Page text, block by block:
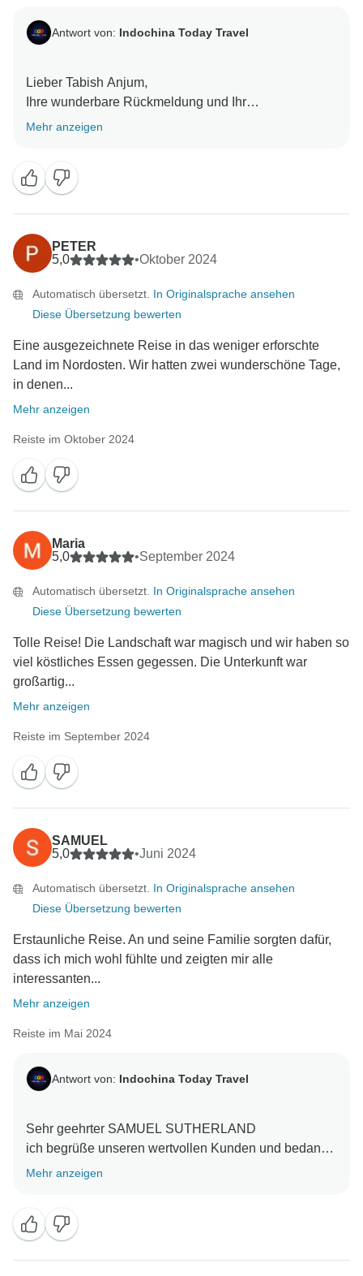
Antwort von: Indochina Today Travel
Lieber Tabish Anjum,
Ihre wunderbare Rückmeldung und Ihr
Erfahrungsaustausch mit unserem Team sind
Wir würden uns freuen, Sie, Ihre Familie und Freunde
in Vietnam wieder begrüßen zu dürfen. Mit
freundlichen Grüßen und passen Sie auf sich auf.
Mehr anzeigen
PETER
5,0
•Oktober 2024
Automatisch übersetzt. In Originalsprache ansehen
Diese Übersetzung bewerten
Eine ausgezeichnete Reise in das weniger erforschte
Land im Nordosten. Wir hatten zwei wunderschöne Tage,
in denen...
Mehr anzeigen
Reiste im Oktober 2024
Maria
5,0
•September 2024
Automatisch übersetzt. In Originalsprache ansehen
Diese Übersetzung bewerten
Tolle Reise! Die Landschaft war magisch und wir haben so
viel köstliches Essen gegessen. Die Unterkunft war
großartig...
Mehr anzeigen
Reiste im September 2024
SAMUEL
5,0
•Juni 2024
Automatisch übersetzt. In Originalsprache ansehen
Diese Übersetzung bewerten
Erstaunliche Reise. An und seine Familie sorgten dafür,
dass ich mich wohl fühlte und zeigten mir alle
interessanten...
Mehr anzeigen
Reiste im Mai 2024
Antwort von: Indochina Today Travel
Sehr geehrter SAMUEL SUTHERLAND
ich begrüße unseren wertvollen Kunden und bedanke
mich aufrichtig für Ihre warmen und schönen
Namen meines gesamten Teams möchte ich Ihnen
meinen aufrichtigen Dank aussprechen. Ich hoffe,
dass wir bald die Gelegenheit haben werden, Sie
Mehr anzeigen